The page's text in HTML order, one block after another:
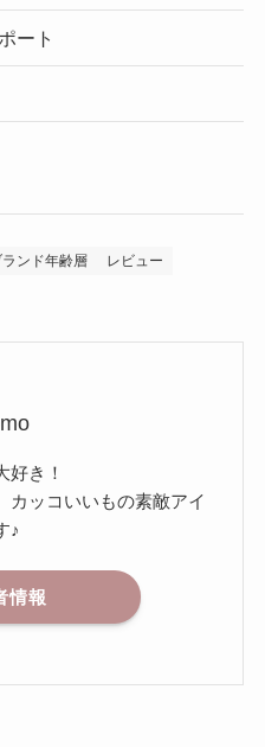
ート
ランド年齢層
レビュー
好き！
カッコいいもの素敵アイ
♪
情報